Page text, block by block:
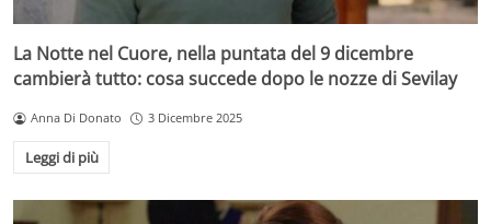
La Notte nel Cuore, nella puntata del 9 dicembre
cambierà tutto: cosa succede dopo le nozze di Sevilay
Anna Di Donato 3 Dicembre 2025
Leggi di più